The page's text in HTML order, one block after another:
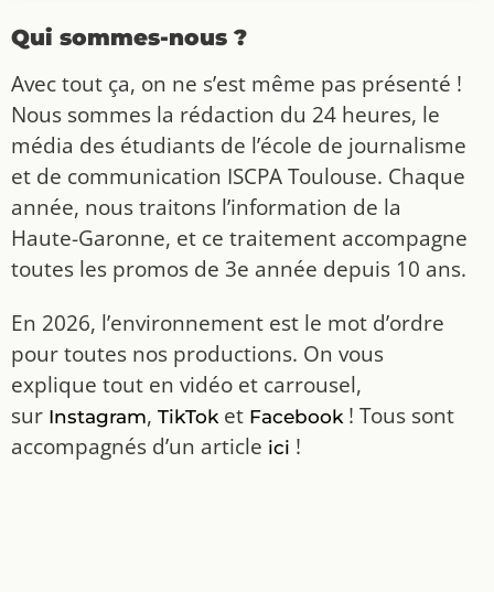
Qui sommes-nous ?
Avec tout ça, on ne s’est même pas présenté !
Nous sommes la rédaction du 24 heures, le
média des étudiants de l’école de journalisme
et de communication ISCPA Toulouse. Chaque
année, nous traitons l’information de la
Haute-Garonne, et ce traitement accompagne
toutes les promos de 3e année depuis 10 ans.
En 2026, l’environnement est le mot d’ordre
pour toutes nos productions. On vous
explique tout en vidéo et carrousel,
sur Instagram, TikToket Facebook! Tous sont
accompagnés d’un article ici !